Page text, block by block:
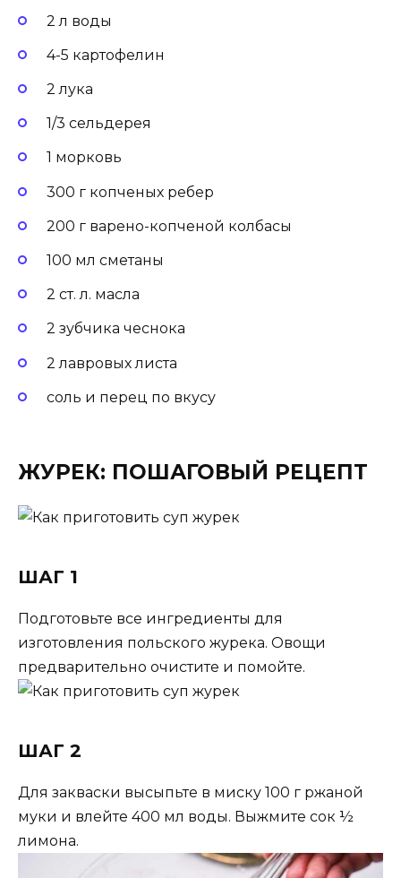
2 л воды
4-5 картофелин
2 лука
1/3 сельдерея
1 морковь
300 г копченых ребер
200 г варено-копченой колбасы
100 мл сметаны
2 ст. л. масла
2 зубчика чеснока
2 лавровых листа
соль и перец по вкусу
ЖУРЕК: ПОШАГОВЫЙ РЕЦЕПТ
ШАГ 1
Подготовьте все ингредиенты для
изготовления польского журека. Овощи
предварительно очистите и помойте.
ШАГ 2
Для закваски высыпьте в миску 100 г ржаной
муки и влейте 400 мл воды. Выжмите сок ½
лимона.